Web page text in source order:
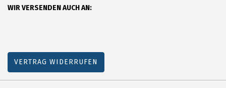
WIR VERSENDEN AUCH AN:
VERTRAG WIDERRUFEN